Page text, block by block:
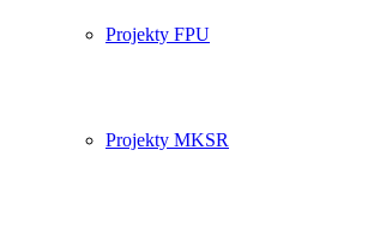
Projekty FPU
Projekty MKSR